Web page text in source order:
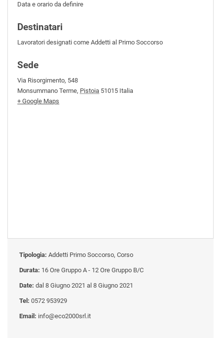
Data e orario da definire
Destinatari
Lavoratori designati come Addetti al Primo Soccorso
Sede
Via Risorgimento, 548
Monsummano Terme, Pistoia 51015 Italia
+ Google Maps
Tipologia: Addetti Primo Soccorso, Corso
Durata: 16 Ore Gruppo A - 12 Ore Gruppo B/C
Date: dal 8 Giugno 2021 al 8 Giugno 2021
Tel: 0572 953929
Email: info@eco2000srl.it